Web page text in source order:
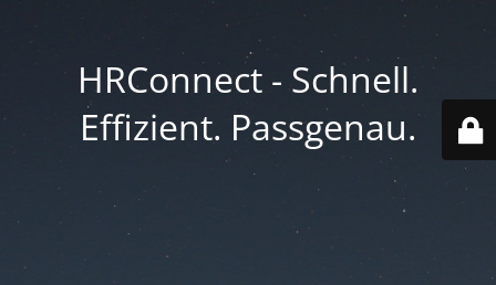
HRConnect - Schnell.
Effizient. Passgenau.